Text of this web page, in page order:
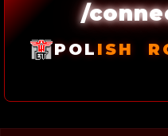
/
POL ISH